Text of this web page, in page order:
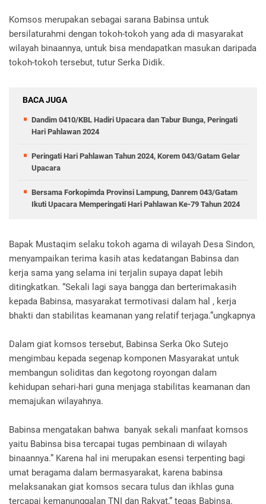
Komsos merupakan sebagai sarana Babinsa untuk
bersilaturahmi dengan tokoh-tokoh yang ada di masyarakat
wilayah binaannya, untuk bisa mendapatkan masukan daripada
tokoh-tokoh tersebut, tutur Serka Didik.
BACA JUGA
Dandim 0410/KBL Hadiri Upacara dan Tabur Bunga, Peringati
Hari Pahlawan 2024
Peringati Hari Pahlawan Tahun 2024, Korem 043/Gatam Gelar
Upacara
Bersama Forkopimda Provinsi Lampung, Danrem 043/Gatam
Ikuti Upacara Memperingati Hari Pahlawan Ke-79 Tahun 2024
Bapak Mustaqim selaku tokoh agama di wilayah Desa Sindon,
menyampaikan terima kasih atas kedatangan Babinsa dan
kerja sama yang selama ini terjalin supaya dapat lebih
ditingkatkan. “Sekali lagi saya bangga dan berterimakasih
kepada Babinsa, masyarakat termotivasi dalam hal , kerja
bhakti dan stabilitas keamanan yang relatif terjaga.”ungkapnya
Dalam giat komsos tersebut, Babinsa Serka Oko Sutejo
mengimbau kepada segenap komponen Masyarakat untuk
membangun soliditas dan kegotong royongan dalam
kehidupan sehari-hari guna menjaga stabilitas keamanan dan
memajukan wilayahnya.
Babinsa mengatakan bahwa banyak sekali manfaat komsos
yaitu Babinsa bisa tercapai tugas pembinaan di wilayah
binaannya.” Karena hal ini merupakan esensi terpenting bagi
umat beragama dalam bermasyarakat, karena babinsa
melaksanakan giat komsos secara tulus dan ikhlas guna
tercapai kemanunggalan TNI dan Rakyat,” tegas Babinsa.